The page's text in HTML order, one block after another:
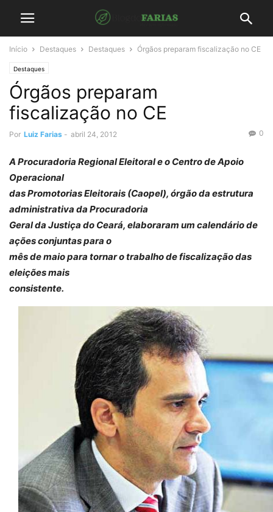
Início Destaques Destaques Órgãos preparam fiscalização no CE
Destaques
Órgãos preparam
fiscalização no CE
Por Luiz Farias - abril 24, 2012 0
A Procuradoria Regional Eleitoral e o Centro de Apoio
Operacional
das Promotorias Eleitorais (Caopel), órgão da estrutura
administrativa da Procuradoria
Geral da Justiça do Ceará, elaboraram um calendário de
ações conjuntas para o
mês de maio para tornar o trabalho de fiscalização das
eleições mais
consistente.